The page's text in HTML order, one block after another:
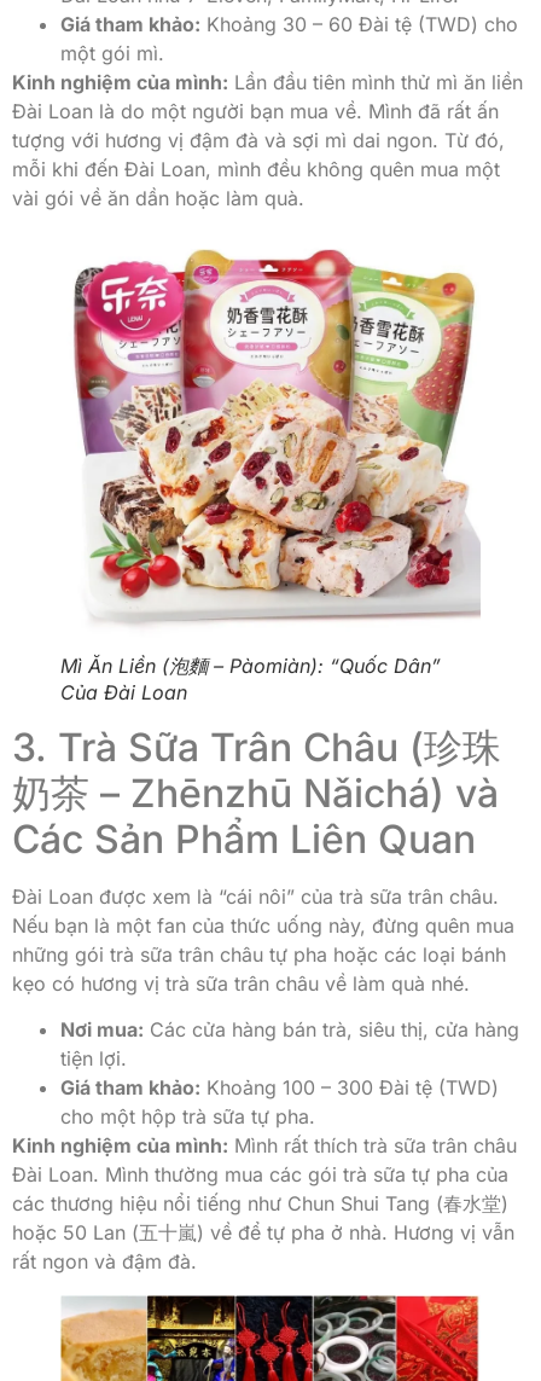
Giá tham khảo: Khoảng 30 – 60 Đài tệ (TWD) cho
một gói mì.
Kinh nghiệm của mình: Lần đầu tiên mình thử mì ăn liền
Đài Loan là do một người bạn mua về. Mình đã rất ấn
tượng với hương vị đậm đà và sợi mì dai ngon. Từ đó,
mỗi khi đến Đài Loan, mình đều không quên mua một
vài gói về ăn dần hoặc làm quà.
Mì Ăn Liền (泡麵 – Pàomiàn): “Quốc Dân”
Của Đài Loan
3. Trà Sữa Trân Châu (珍珠
奶茶 – Zhēnzhū Nǎichá) và
Các Sản Phẩm Liên Quan
Đài Loan được xem là “cái nôi” của trà sữa trân châu.
Nếu bạn là một fan của thức uống này, đừng quên mua
những gói trà sữa trân châu tự pha hoặc các loại bánh
kẹo có hương vị trà sữa trân châu về làm quà nhé.
Nơi mua: Các cửa hàng bán trà, siêu thị, cửa hàng
tiện lợi.
Giá tham khảo: Khoảng 100 – 300 Đài tệ (TWD)
cho một hộp trà sữa tự pha.
Kinh nghiệm của mình: Mình rất thích trà sữa trân châu
Đài Loan. Mình thường mua các gói trà sữa tự pha của
các thương hiệu nổi tiếng như Chun Shui Tang (春水堂)
hoặc 50 Lan (五十嵐) về để tự pha ở nhà. Hương vị vẫn
rất ngon và đậm đà.